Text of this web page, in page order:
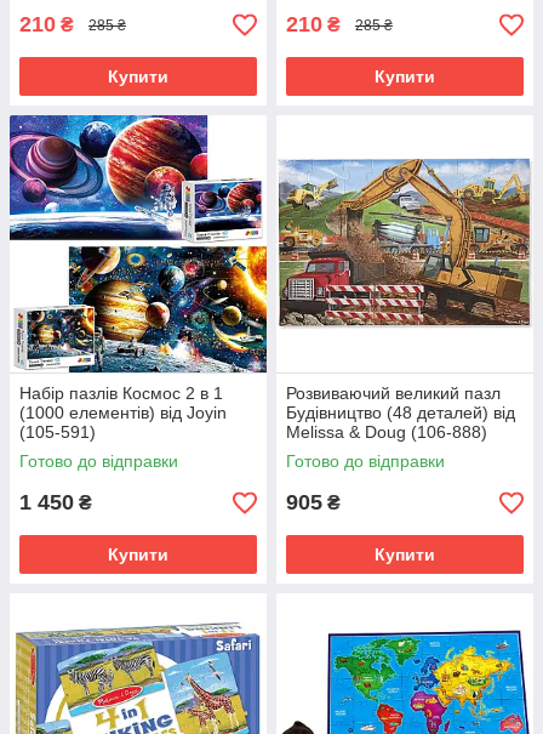
210 ₴ 285 ₴
Купити
210 ₴ 285 ₴
Купити
Набір пазлів Космос 2 в 1
(1000 елементів) від Joyin
(105-591)
Готово до відправки
1 450 ₴
Купити
Розвиваючий великий пазл
Будівництво (48 деталей) від
Melissa & Doug (106-888)
Готово до відправки
905 ₴
Купити